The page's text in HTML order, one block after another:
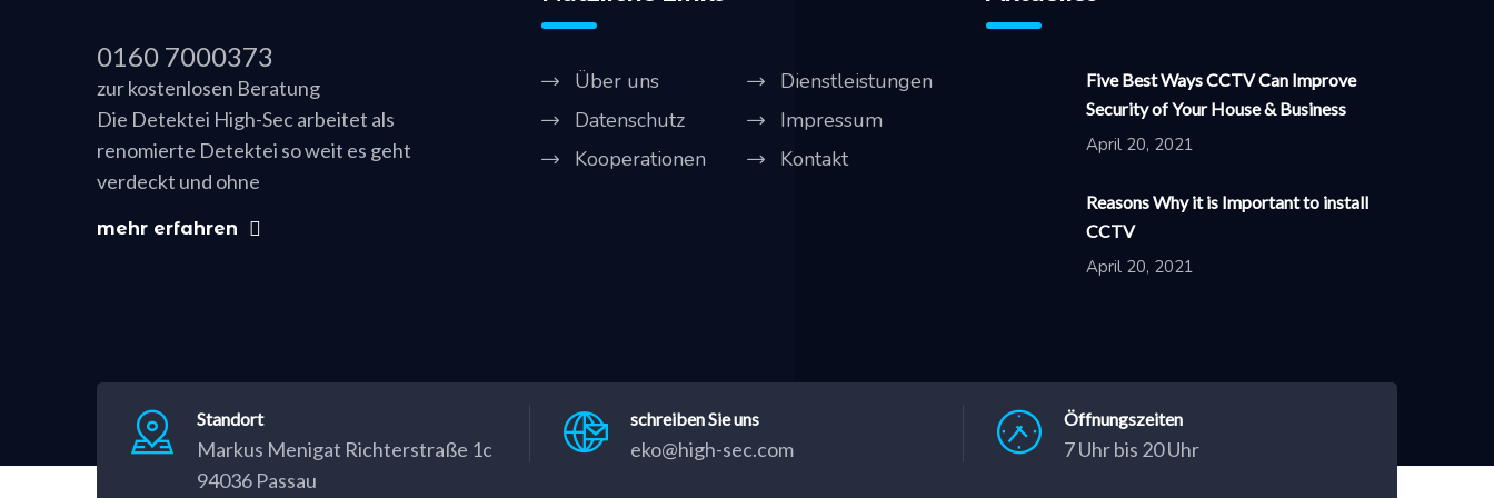
0160 7000373
zur kostenlosen Beratung
Die Detektei High-Sec arbeitet als
renomierte Detektei so weit es geht
verdeckt und ohne
mehr erfahren
Über uns
Dienstleistungen
Datenschutz
Impressum
Kooperationen
Kontakt
Five Best Ways CCTV Can Improve
Security of Your House & Business
April 20, 2021
Reasons Why it is Important to install
CCTV
April 20, 2021
Standort
Markus Menigat Richterstraße 1c
94036 Passau
schreiben Sie uns
eko@high-sec.com
Öffnungszeiten
7 Uhr bis 20 Uhr